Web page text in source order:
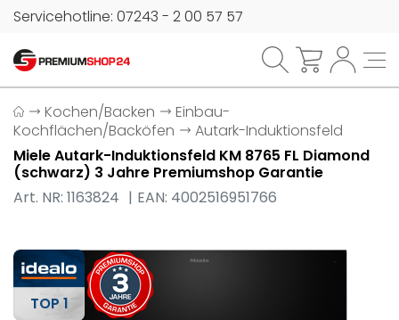
Servicehotline: 07243 - 2 00 57 57
Kochen/Backen
Einbau-
Kochflächen/Backöfen
Autark-Induktionsfeld
Miele Autark-Induktionsfeld KM 8765 FL Diamond
(schwarz) 3 Jahre Premiumshop Garantie
Art. NR: 1163824
EAN: 4002516951766
TOP 1